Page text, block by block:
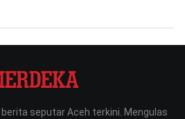
seputar Aceh terkini. Mengulas